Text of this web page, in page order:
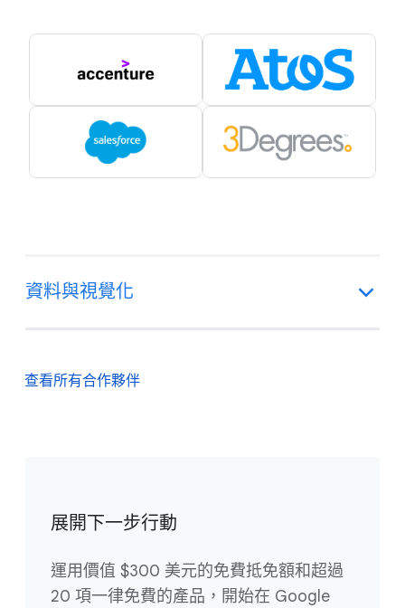
資料與視覺化
查看所有合作夥伴
展開下一步行動
運用價值 $300 美元的免費抵免額和超過
20 項一律免費的產品，開始在 Google